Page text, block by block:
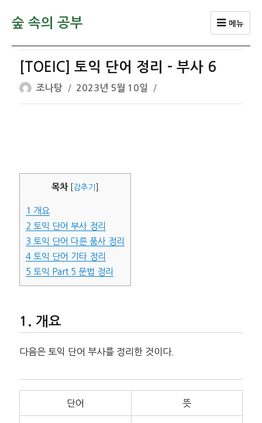
숲 속의 공부 메뉴
[TOEIC] 토익 단어 정리 – 부사 6
글
쓴
조나탕
작
성
2023년 5월 10일
목차 감추기
1 개요
2 토익 단어 부사 정리
3 토익 단어 다른 품사 정리
4토익 단어 기타 정리
5 토익 Part 5 문법 정리
개요
다음은 토익 단어 부사를 정리한 것이다.
단어 뜻